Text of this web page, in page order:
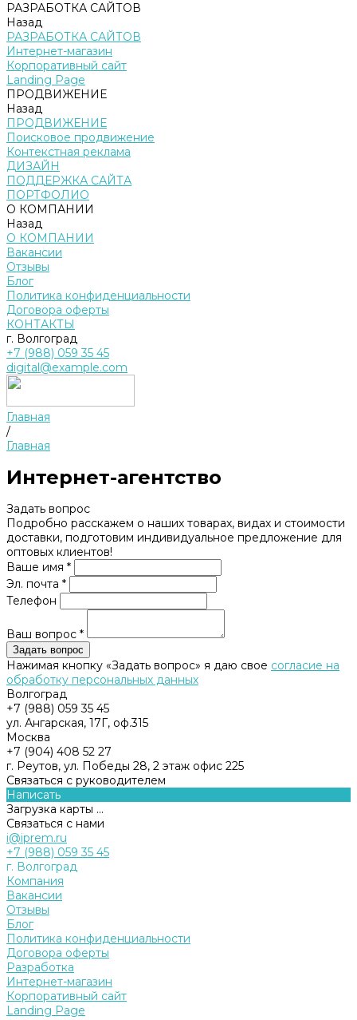
РАЗРАБОТКА САЙТОВ
Назад
РАЗРАБОТКА САЙТОВ
Интернет-магазин
Корпоративный сайт
Landing Page
ПРОДВИЖЕНИЕ
Назад
ПРОДВИЖЕНИЕ
Поисковое продвижение
Контекстная реклама
ДИЗАЙН
ПОДДЕРЖКА САЙТА
ПОРТФОЛИО
О КОМПАНИИ
Назад
О КОМПАНИИ
Вакансии
Отзывы
Блог
Политика конфиденциальности
Договора оферты
КОНТАКТЫ
г. Волгоград
+7 (988) 059 35 45
digital@example.com
Главная
/
Главная
Интернет-агентство
Задать вопрос
Подробно расскажем о наших товарах, видах и стоимости
доставки, подготовим индивидуальное предложение для
оптовых клиентов!
Ваше имя *
Эл. почта *
Телефон
Ваш вопрос *
Нажимая кнопку «Задать вопрос» я даю свое согласие на
обработку персональных данных
Волгоград
+7 (988) 059 35 45
ул. Ангарская, 17Г, оф.315
Москва
+7 (904) 408 52 27
г. Реутов, ул. Победы 28, 2 этаж офис 225
Связаться с руководителем
Написать
Загрузка карты ...
Связаться с нами
i@iprem.ru
+7 (988) 059 35 45
г. Волгоград
Компания
Вакансии
Отзывы
Блог
Политика конфиденциальности
Договора оферты
Разработка
Интернет-магазин
Корпоративный сайт
Landing Page